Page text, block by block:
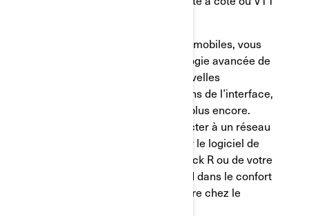
Tout comme pour vos appareils mobiles, vous
pouvez mettre à jour la technologie avancée de
votre écran pour ajouter de nouvelles
fonctionnalités, des améliorations de l’interface,
des mises à jour de sécurité et plus encore.
Grâce à la capacité à se connecter à un réseau
Wi-Fi, vous pouvez mettre à jour le logiciel de
l’écran de votre Can-Am Maverick R ou de votre
Can-Am Outlander MAX Limited dans le confort
de votre maison sans vous rendre chez le